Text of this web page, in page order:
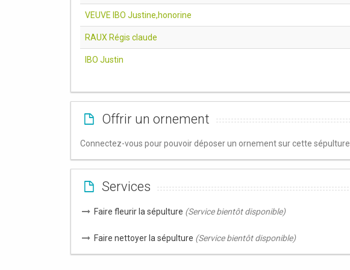
VEUVE IBO Justine,honorine
RAUX Régis claude
IBO Justin
Offrir un ornement
Connectez-vous pour pouvoir déposer un ornement sur cette sépulture.
Services
Faire fleurir la sépulture (Service bientôt disponible)
Faire nettoyer la sépulture (Service bientôt disponible)